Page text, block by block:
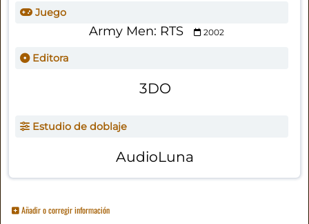
Juego
Army Men: RTS 2002
Editora
3DO
Estudio de doblaje
AudioLuna
Añadir o corregir información